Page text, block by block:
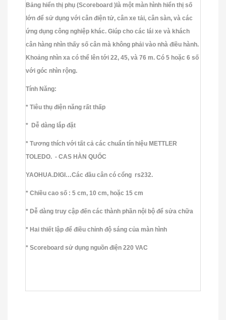
Bảng hiển thị phụ (Scoreboard )là một màn hình hiển thị số
lớn để sử dụng với cân điện tử, cân xe tải, cân sàn, và các
ứng dụng công nghiệp khác. Giúp cho các lái xe và khách
cân hàng nhìn thấy số cân mà không phải vào nhà điều hành.
Khoảng nhìn xa có thể lên tới 22, 45, và 76 m. Có 5 hoặc 6 số
với góc nhìn rộng.
Tính Năng:
* Tiêu thụ điện năng rất thấp
* Dễ dàng lắp đặt
* Tương thích với tất cả các chuẩn tín hiệu METTLER
TOLEDO. - CAS HÀN QUỐC
YAOHUA.DIGI…Các đầu cân có cổng rs232.
* Chiều cao số : 5 cm, 10 cm, hoặc 15 cm
* Dễ dàng truy cập đến các thành phần nội bộ để sửa chữa
* Hai thiết lập để điều chỉnh độ sáng của màn hình
* Scoreboard sử dụng nguồn điện 220 VAC